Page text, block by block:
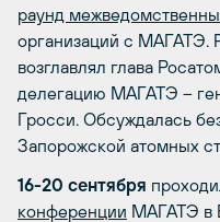
раунд
организаций с МАГАТЭ.
возглавлял глава
делегацию МАГАТЭ –
Гросси. Обсуждалась
Запорожской атомных
16-20 сентября
конференции МАГАТЭ в